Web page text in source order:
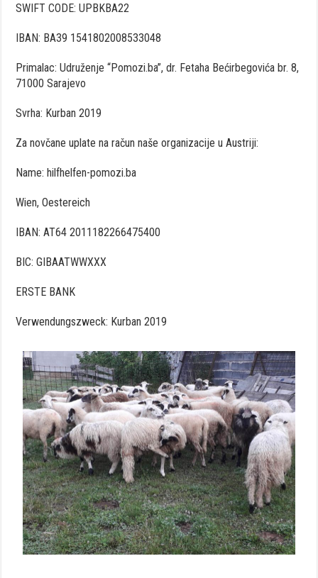
SWIFT CODE: UPBKBA22
IBAN: BA39 1541802008533048
Primalac: Udruženje “Pomozi.ba”, dr. Fetaha Bećirbegovića br. 8,
71000 Sarajevo
Svrha: Kurban 2019
Za novčane uplate na račun naše organizacije u Austriji:
Name: hilfhelfen-pomozi.ba
Wien, Oestereich
IBAN: AT64 2011182266475400
BIC: GIBAATWWXXX
ERSTE BANK
Verwendungszweck: Kurban 2019